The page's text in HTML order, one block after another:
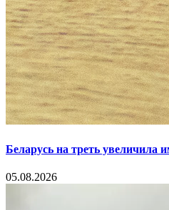
Беларусь на треть увеличила
05.08.2026